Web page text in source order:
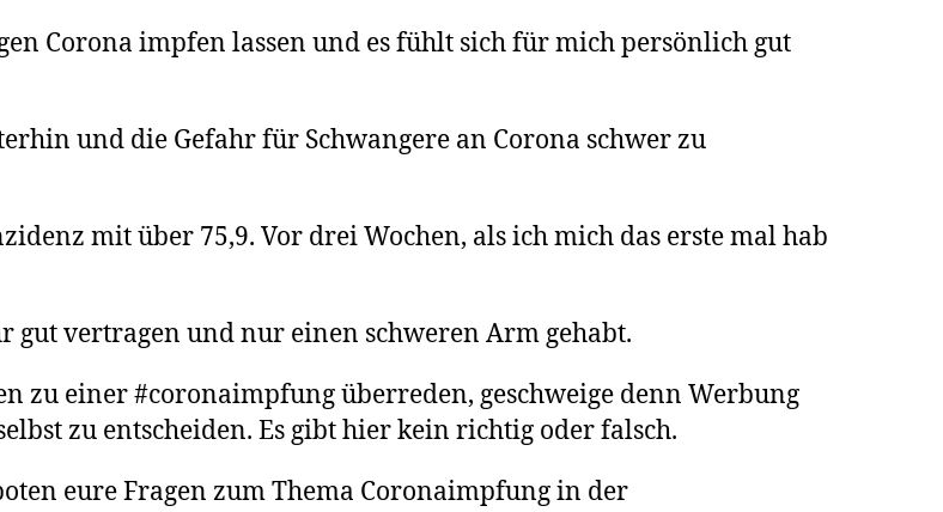
Corona impfen lassen und es fühlt sich für mich persönlich gut
und die Gefahr für Schwangere an Corona schwer zu
mit über 75,9. Vor drei Wochen, als ich mich das erste mal hab
gut vertragen und nur einen schweren Arm gehabt.
zu einer #coronaimpfung überreden, geschweige denn Werbung
zu entscheiden. Es gibt hier kein richtig oder falsch.
eure Fragen zum Thema Coronaimpfung in der